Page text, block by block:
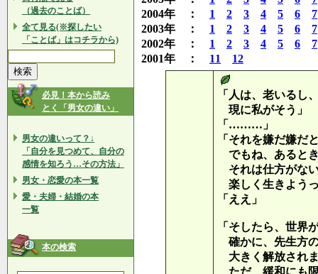
（過去のことば）
全て見る(※探したい
「ことば」はコチラから)
必見！本から読み
とく「男女の違い」
男女の違いって？↓
「自分を見つめて、自分の
感情を知ろう…その方法」
男女・恋愛の本一覧
愛・夫婦・結婚の本
一覧
本の検索
2004年 ： 1 2 3 4 5 6
7
2003年 ： 1 2 3 4 5 6
7
2002年 ： 1 2 3 4 5 6
7
2001年 ： 11 12
「人は、老いるし
現に私がそう」
「………」
「それを嫌だ嫌だ
でもね、あると
それは仕方がな
楽しく生きよう
「ええ」
「そしたら、世界
確かに、先生方
大きく解放され
ただ、緩和にも